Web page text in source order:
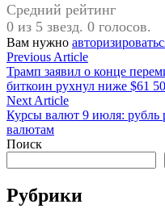
Средний рейтинг
0 из 5 звезд. 0 голосов.
Вам нужно
Навигация
по
записям
Previous ArticlePrevious
article:
Трамп заявил о конце
биткоин рухнул ниже $61
Next ArticleNext
article:
Курсы валют 9 июля: рубль
валютам
Поиск
Рубрики